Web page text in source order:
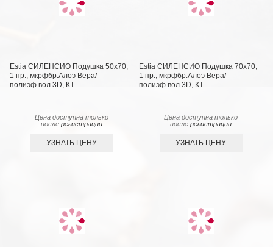
Estia СИЛЕНСИО Подушка 50х70,
1 пр., мкрфбр.Алоэ Вера/
полиэф.вол.3D, КТ
Цена доступна только
послерегистрации
УЗНАТЬ ЦЕНУ
Estia СИЛЕНСИО Подушка 70х70,
1 пр., мкрфбр.Алоэ Вера/
полиэф.вол.3D, КТ
Цена доступна только
послерегистрации
УЗНАТЬ ЦЕНУ